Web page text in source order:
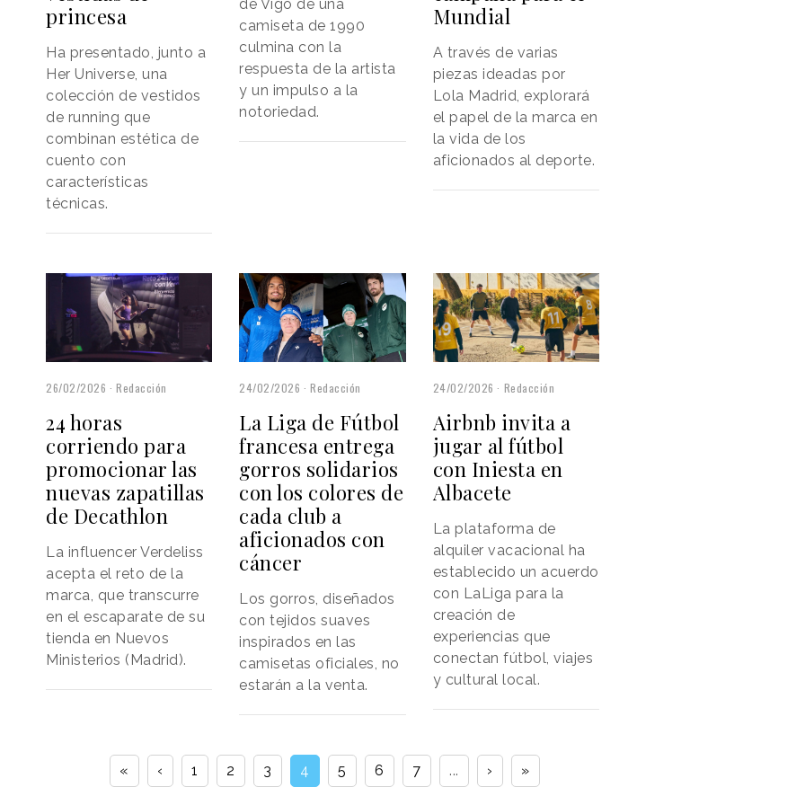
princesa
Ha presentado, junto a
Her Universe, una
colección de vestidos
de running que
combinan estética de
cuento con
características
técnicas.
de Vigo de una
camiseta de 1990
culmina con la
respuesta de la artista
y un impulso a la
notoriedad.
Mundial
A través de varias
piezas ideadas por
Lola Madrid, explorará
el papel de la marca en
la vida de los
aficionados al deporte.
26/02/2026 Redacción
24 horas
corriendo para
promocionar las
nuevas zapatillas
de Decathlon
La influencer Verdeliss
acepta el reto de la
marca, que transcurre
en el escaparate de su
tienda en Nuevos
Ministerios (Madrid).
24/02/2026 Redacción
La Liga de Fútbol
francesa entrega
gorros solidarios
con los colores de
cada club a
aficionados con
cáncer
Los gorros, diseñados
con tejidos suaves
inspirados en las
camisetas oficiales, no
estarán a la venta.
24/02/2026 Redacción
Airbnb invita a
jugar al fútbol
con Iniesta en
Albacete
La plataforma de
alquiler vacacional ha
establecido un acuerdo
con LaLiga para la
creación de
experiencias que
conectan fútbol, viajes
y cultural local.
« ‹ 1 2 3 4 5 6 7 ... › »